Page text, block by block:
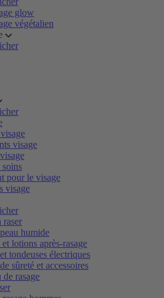
glow
végétalien
visage
pour le visage
visage
raser
humide
et lotions après-rasage
tondeuses électriques
sûreté et accessoires
de rasage